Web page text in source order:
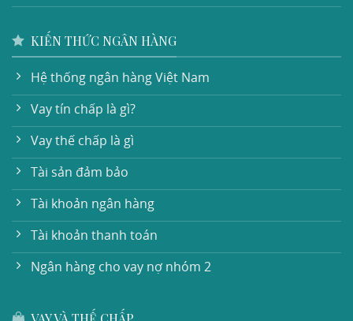
KIẾN THỨC NGÂN HÀNG
Hệ thống ngân hàng Việt Nam
Vay tín chấp là gì?
Vay thế chấp là gì
Tài sản đảm bảo
Tài khoản ngân hàng
Tài khoản thanh toán
Ngân hàng cho vay nợ nhóm 2